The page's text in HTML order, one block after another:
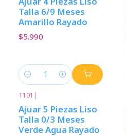
Talla 6/9 Meses
Amarillo Rayado
$5.990
Cantidad
T101 |
Ajuar 5 Piezas Liso
Talla 0/3 Meses
Verde Agua Rayado